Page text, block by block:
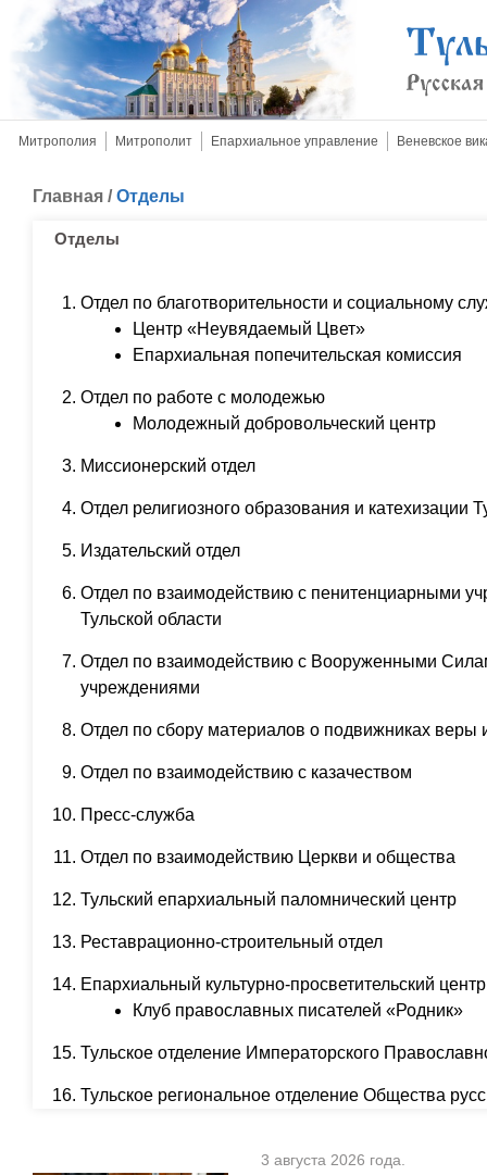
Митрополия Митрополит Епархиальное управление Веневское
Главная /Отделы
Отделы
Отдел по благотворительности и социальному
Центр «Неувядаемый Цвет»
Епархиальная попечительская комиссия
Отдел по работе с молодежью
Молодежный добровольческий центр
Миссионерский отдел
Отдел религиозного образования и катехизации
Издательский отдел
Отдел по взаимодействию с пенитенциарными
Тульской области
Отдел по взаимодействию с Вооруженными
учреждениями
Отдел по сбору материалов о подвижниках веры
Отдел по взаимодействию с казачеством
Пресс-служба
Отдел по взаимодействию Церкви и общества
Тульский епархиальный паломнический центр
Реставрационно-строительный отдел
Епархиальный культурно-просветительский
Клуб православных писателей «Родник»
Тульское отделение Императорского
Тульское региональное отделение Общества
3 августа 2026 года.